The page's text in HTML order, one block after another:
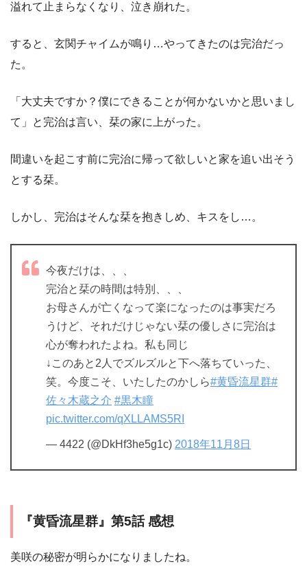
溢れて止まらなくなり、泣き崩れた。
すると、玄関チャイムが鳴り…やってきたのは完治だっ
た。
「大丈夫ですか？僕にできることが何かないかと思いまし
て」と完治は言い、栞の家に上がった。
間違いを起こす前に完治に帰って欲しいと家を追い出そう
とする栞。
しかし、完治はそんな栞を抱きしめ、キスをし…。
今夜だけは、、、
完治と栞の時間は特別、、、
お母さんが亡くなって楽になったのは事実だろ
うけど、それだけじゃない栞の優しさに完治は
心が奪われたよね。私も同じ
↓このあと2人でズルズルと下へ落ちていった、
笑。今度こそ、いたしたのかしら#黄昏流星群#
佐々木蔵之介 #黒木瞳
pic.twitter.com/qXLLAMS5RI
— 4422 (@DkHf3he5g1c) 2018年11月8日
『黄昏流星群』第5話 感想
美咲の秘密が明らかになりましたね。